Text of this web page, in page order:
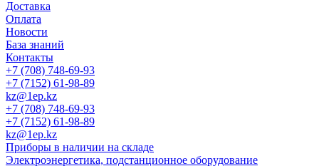
Доставка
Оплата
Новости
База знаний
Контакты
+7 (708) 748-69-93
+7 (7152) 61-98-89
kz@1ep.kz
+7 (708) 748-69-93
+7 (7152) 61-98-89
kz@1ep.kz
Приборы в наличии на складе
Электроэнергетика, подстанционное оборудование